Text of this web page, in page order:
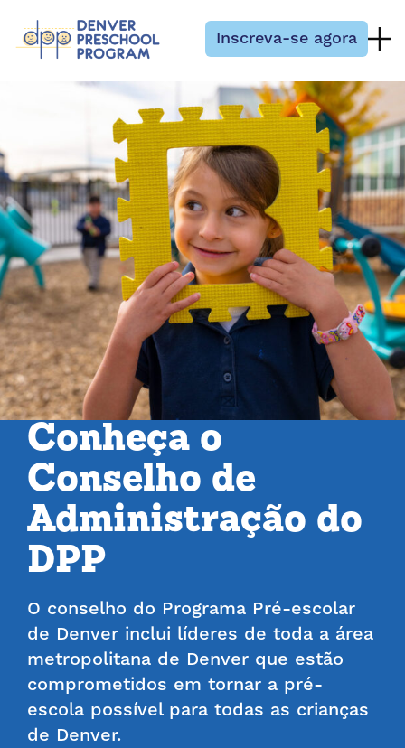
Inscreva-se agora
Conheça o
Conselho de
Administração do
DPP
O conselho do Programa Pré-escolar
de Denver inclui líderes de toda a área
metropolitana de Denver que estão
comprometidos em tornar a pré-
escola possível para todas as crianças
de Denver.